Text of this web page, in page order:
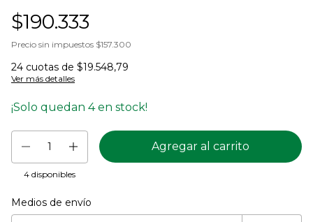
$190.333
Precio sin impuestos $157.300
24 cuotas de $19.548,79
Ver más detalles
¡Solo quedan 4en stock!
4 disponibles
Entregas para el CP:
Medios de envío